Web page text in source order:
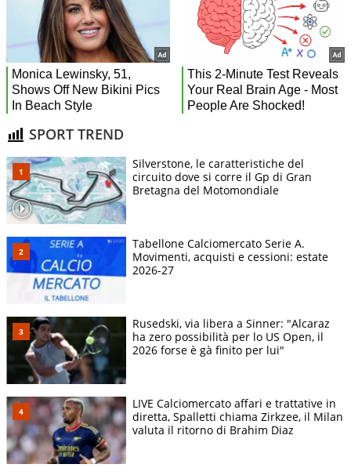
SPORT TREND
Silverstone, le caratteristiche del
circuito dove si corre il Gp di Gran
Bretagna del Motomondiale
Tabellone Calciomercato Serie A.
Movimenti, acquisti e cessioni: estate
2026-27
Rusedski, via libera a Sinner: "Alcaraz
ha zero possibilità per lo US Open, il
2026 forse è gà finito per lui"
LIVE Calciomercato affari e trattative in
diretta, Spalletti chiama Zirkzee, il Milan
valuta il ritorno di Brahim Diaz